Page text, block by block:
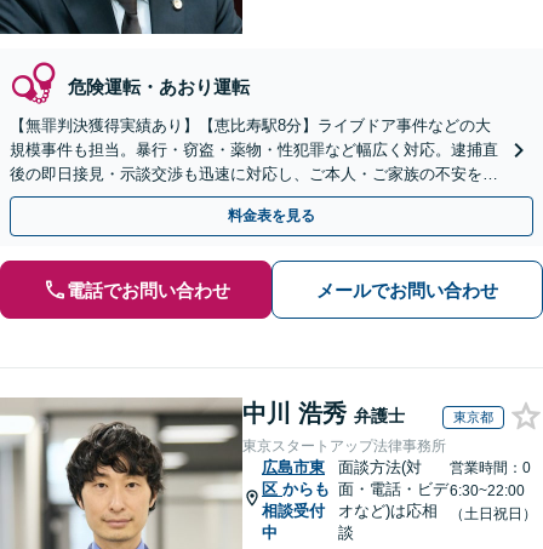
危険運転・あおり運転
【無罪判決獲得実績あり】【恵比寿駅8分】ライブドア事件などの大
規模事件も担当。暴行・窃盗・薬物・性犯罪など幅広く対応。逮捕直
後の即日接見・示談交渉も迅速に対応し、ご本人・ご家族の不安を最
小限に抑えます。【初回相談可能】【WEB面談可能】
料金表を見る
電話でお問い合わせ メールでお問い合わせ
中川 浩秀 弁護士 東京都
東京スタートアップ法律事務所
広島市東
区 からも
相談受付
中
面談方法(対
面・電話・ビデ
オなど)は応相
談
営業時間：0
6:30~22:00
（土日祝日）